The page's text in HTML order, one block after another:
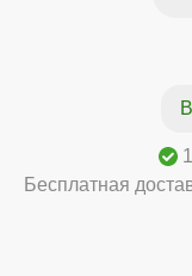
Бесплатная